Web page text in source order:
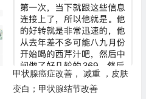
甲状腺癌症改善， 减重 ，皮肤
变白；甲状腺结节改善